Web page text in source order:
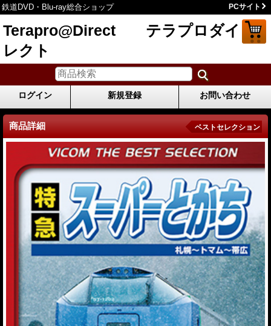
鉄道DVD・Blu-ray総合ショップ PCサイト
Terapro@Direct テラプロダイ
レクト
ログイン 新規登録 お問い合わせ
商品詳細 ベストセレクション